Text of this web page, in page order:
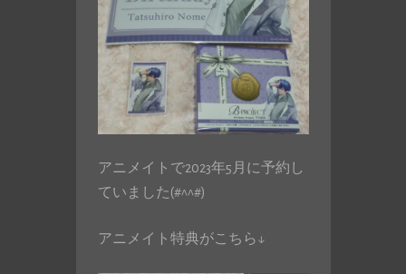
アニメイトで2023年5月に予約し
ていました(#^^#)
アニメイト特典がこちら↓